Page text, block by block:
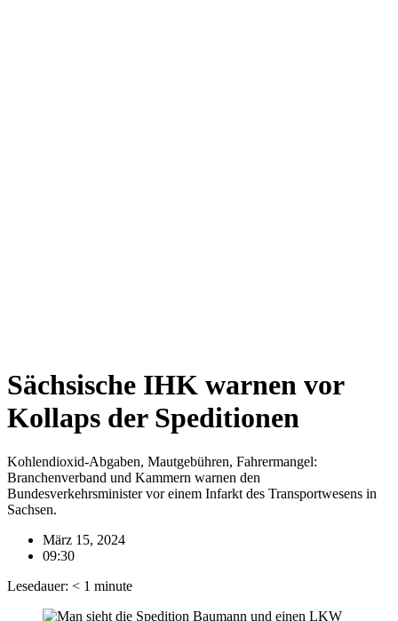
Sächsische IHK warnen vor
Kollaps der Speditionen
Kohlendioxid-Abgaben, Mautgebühren, Fahrermangel:
Branchenverband und Kammern warnen den
Bundesverkehrsminister vor einem Infarkt des Transportwesens in
Sachsen.
März 15, 2024
09:30
Lesedauer: < 1 minute